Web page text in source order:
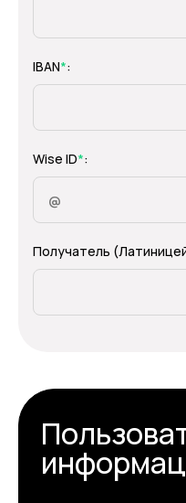
IBAN*:
Wise ID*:
Получатель